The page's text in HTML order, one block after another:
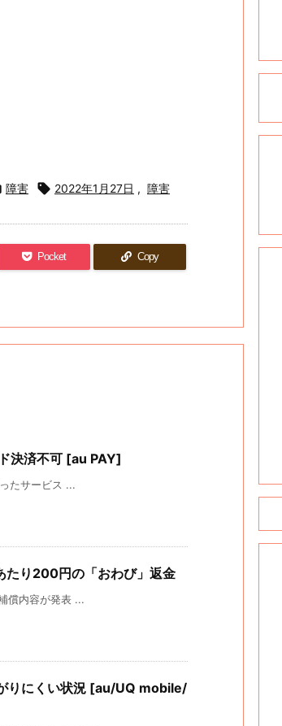
障害  2022年1月27日 , 障害
Pocket Copy
決済不可 [au PAY]
たサービス ...
たり200円の「おわび」返金
償内容が発表 ...
りにくい状況 [au/UQ mobile/